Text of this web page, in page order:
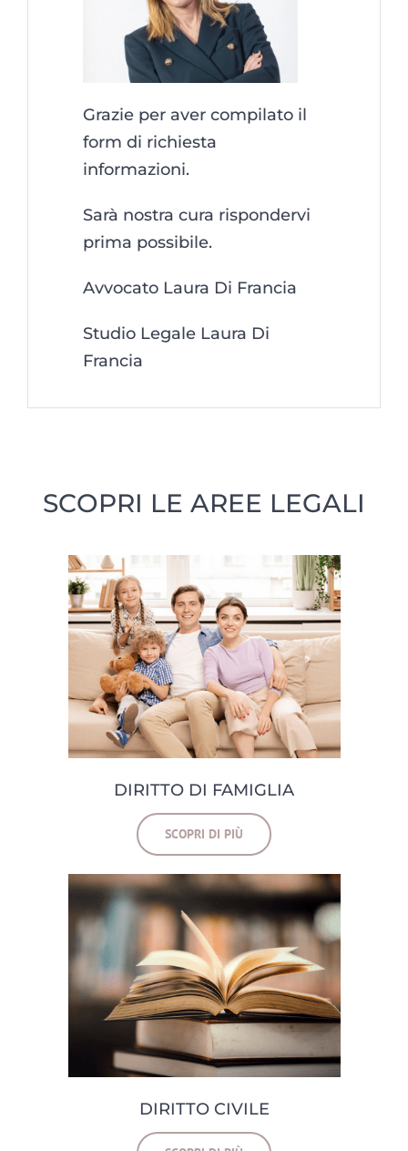
Grazie per aver compilato il
form di richiesta
informazioni.
Sarà nostra cura rispondervi
prima possibile.
Avvocato Laura Di Francia
Studio Legale Laura Di
Francia
SCOPRI LE AREE LEGALI
DIRITTO DI FAMIGLIA
SCOPRI DI PIÙ
DIRITTO CIVILE